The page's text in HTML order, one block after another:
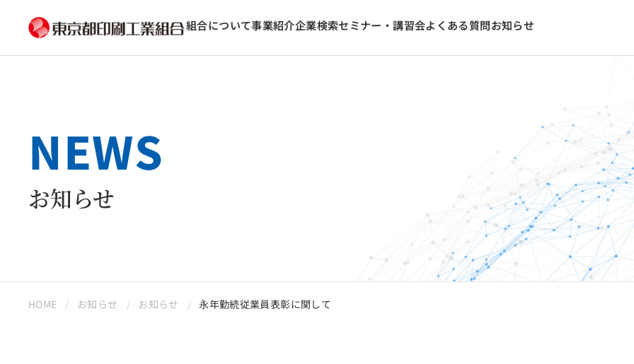
組合について事業紹介企業検索セミナー・講習会よくある質問お知らせ
NEWS
お知らせ
HOME お知らせ お知らせ 永年勤続従業員表彰に関して